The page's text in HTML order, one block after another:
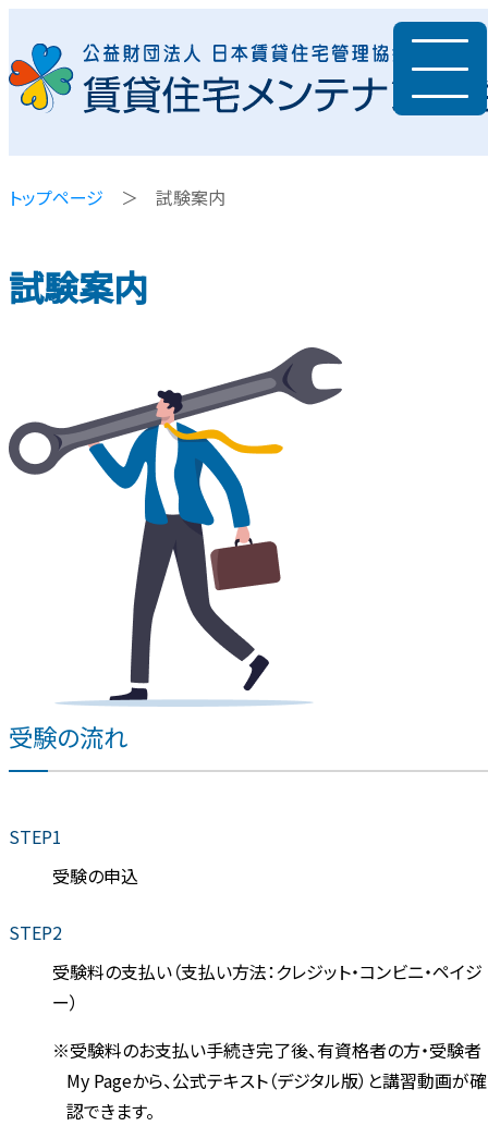
トップページ ＞ 試験案内
試験案内
受験の流れ
STEP1
受験の申込
STEP2
受験料の支払い（支払い方法：クレジット・コンビニ・ペイジ
ー）
※受験料のお支払い手続き完了後、有資格者の方・受験者
My Pageから、公式テキスト（デジタル版）と講習動画が確
認できます。